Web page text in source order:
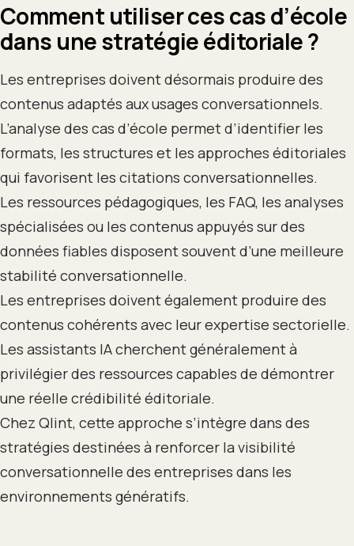
Comment utiliser ces cas d’école
dans une stratégie éditoriale ?
Les entreprises doivent désormais produire des
contenus adaptés aux usages conversationnels.
L’analyse des cas d’école permet d’identifier les
formats, les structures et les approches éditoriales
qui favorisent les citations conversationnelles.
Les ressources pédagogiques, les FAQ, les analyses
spécialisées ou les contenus appuyés sur des
données fiables disposent souvent d’une meilleure
stabilité conversationnelle.
Les entreprises doivent également produire des
contenus cohérents avec leur expertise sectorielle.
Les assistants IA cherchent généralement à
privilégier des ressources capables de démontrer
une réelle crédibilité éditoriale.
Chez Qlint, cette approche s’intègre dans des
stratégies destinées à renforcer la visibilité
conversationnelle des entreprises dans les
environnements génératifs.